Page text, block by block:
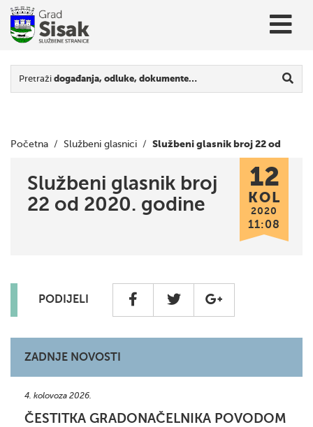
Pretraži događanja, odluke, dokumente…
Početna / Službeni glasnici / Službeni glasnik broj 22 od
Službeni glasnik broj
22 od 2020. godine
12
KOL
2020
11:08
PODIJELI
ZADNJE NOVOSTI
4. kolovoza 2026.
ČESTITKA GRADONAČELNIKA POVODOM